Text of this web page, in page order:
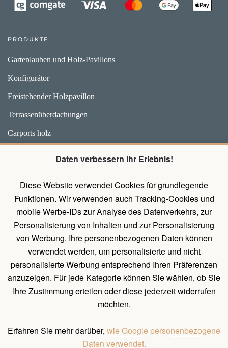
Daten verbessern Ihr Erlebnis!
Diese Website verwendet Cookies für grundlegende
Funktionen. Wir verwenden auch Tracking-Cookies und
mobile Werbe-IDs zur Analyse des Datenverkehrs, zur
Personalisierung von Inhalten und zur Personalisierung
von Werbung. Ihre personenbezogenen Daten können
verwendet werden, um personalisierte und nicht
personalisierte Werbung entsprechend Ihren Präferenzen
anzuzeigen. Für jede Kategorie können Sie wählen, ob Sie
Ihre Zustimmung erteilen oder diese jederzeit widerrufen
möchten.
Erfahren Sie mehr darüber, wie Google personenbezogene
Daten verwendet.
PRODUKTE
Gartenlauben und Holz-Pavillons
Konfigurátor
Freistehender Holzpavillon
Terrassenüberdachungen
Carports holz
Pavillons mit Wänden
UNTERLAGEN
Belehrung über das Widerrufsrecht
Allgemeines Verfahren zum Erstellen einer Bestellung
Natürliche Holzeigenschaften